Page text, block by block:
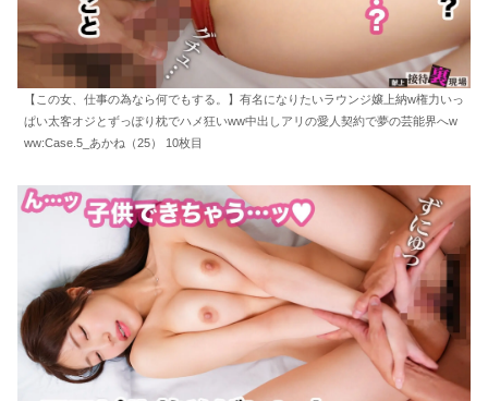
【この女、仕事の為なら何でもする。】有名になりたいラウンジ嬢上納w権力いっ
ぱい太客オジとずっぽり枕でハメ狂いww中出しアリの愛人契約で夢の芸能界へw
ww:Case.5_あかね（25） 10枚目